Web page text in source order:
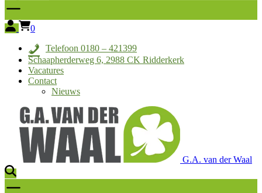
0
Telefoon 0180 – 421399
Schaapherderweg 6, 2988 CK Ridderkerk
Vacatures
Contact
Nieuws
G.A. van der Waal